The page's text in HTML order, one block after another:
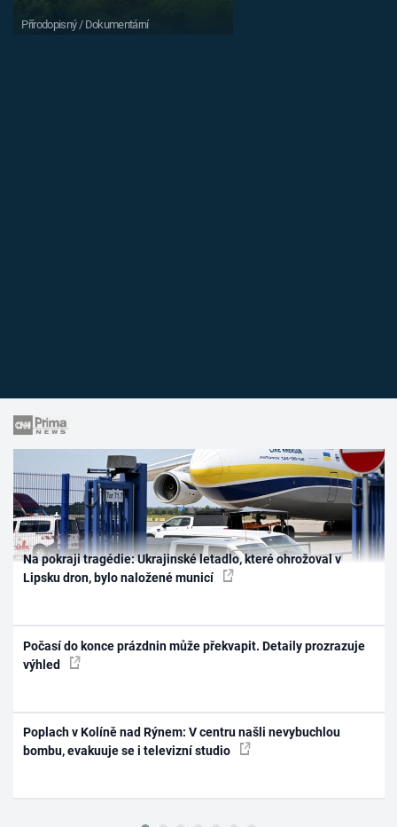
Přírodopisný / Dokumentární
Na pokraji tragédie: Ukrajinské letadlo, které ohrožoval v
Lipsku dron, bylo naložené municí
Počasí do konce prázdnin může překvapit. Detaily prozrazuje
výhled
Poplach v Kolíně nad Rýnem: V centru našli nevybuchlou
bombu, evakuuje se i televizní studio